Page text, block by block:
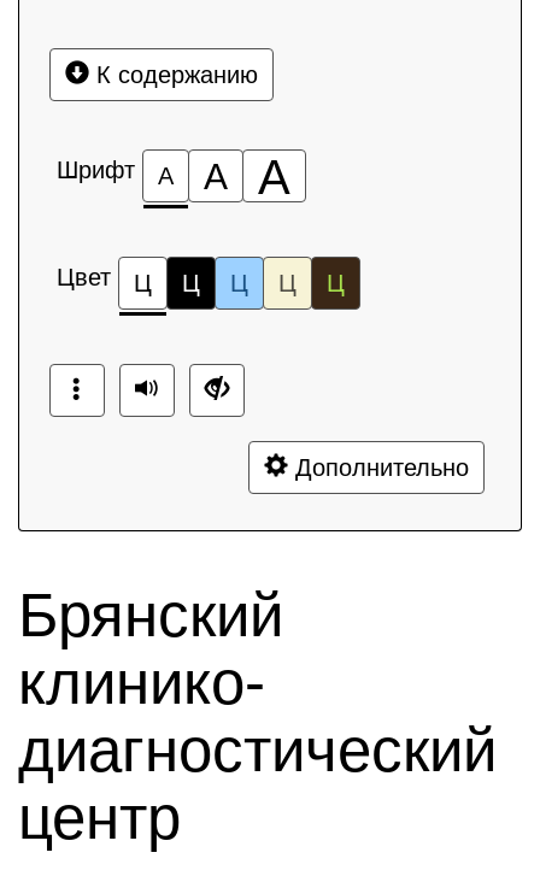
К содержанию
Шрифт А А А
Цвет Ц Ц Ц Ц Ц
Дополнительно
Брянский
клинико-
диагностический
центр